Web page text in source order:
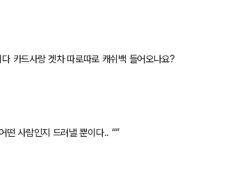
카드사랑 겟차 따로따로 캐쉬백 들어오나요?
떤 사람인지 드러낼 뿐이다.. “”